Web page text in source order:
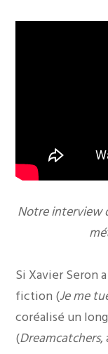
Notre interview
Si Xavier Seron
fiction (Je me
coréalisé un
(Dreamcatchers,